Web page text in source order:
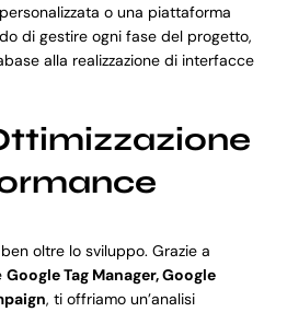
o una piattaforma
di gestire ogni fase del progetto,
alla realizzazione di interfacce
oltre lo sviluppo. Grazie a
Google Tag Manager, Google
, ti offriamo un’analisi